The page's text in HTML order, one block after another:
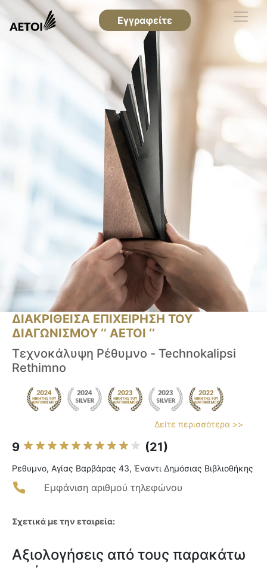
Εγγραφείτε
ΔΙΑΚΡΙΘΕΙΣΑ ΕΠΙΧΕΙΡΗΣΗ ΤΟΥ
ΔΙΑΓΩΝΙΣΜΟΥ ‘’ ΑΕΤΟΙ ‘’
Τεχνοκάλυψη Ρέθυμνο - Technokalipsi
Rethimno
Δείτε περισσότερα >>
9 (21)
Ρεθυμνο, Αγίας Βαρβάρας 43, Έναντι Δημόσιας Βιβλιοθήκης
Εμφάνιση αριθμού τηλεφώνου
Σχετικά με την εταιρεία:
Αξιολογήσεις από τους παρακάτω